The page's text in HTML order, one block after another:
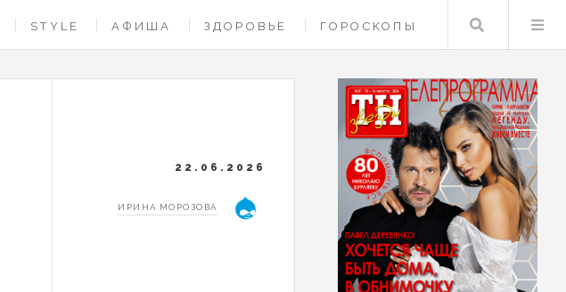
STYLE АФИША ЗДОРОВЬЕ ГОРОСКОПЫ Поиск
22.06.2026
ИРИНА МОРОЗОВА